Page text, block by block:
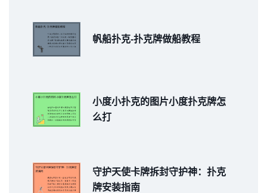
帆船扑克-扑克牌做船教程
小度小扑克的图片小度扑克牌怎
么打
守护天使卡牌拆封守护神：扑克
牌安装指南